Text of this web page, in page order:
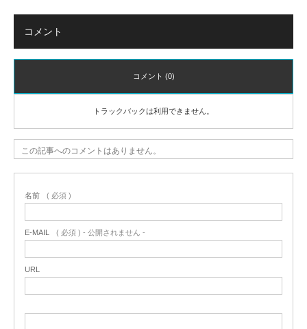
コメント
コメント (0)
トラックバックは利用できません。
この記事へのコメントはありません。
名前 ( 必須 )
E-MAIL ( 必須 ) - 公開されません -
URL